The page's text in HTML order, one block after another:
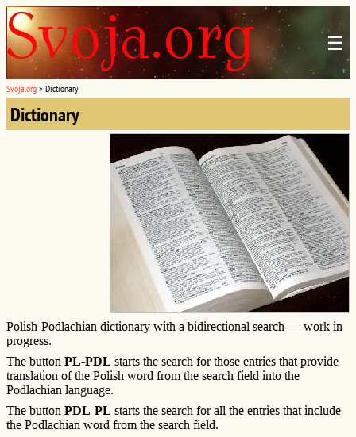
☰
Svoja.org » Dictionary
Dictionary
Polish-Podlachian dictionary with a bidirectional search — work in
progress.
The button PL-PDL starts the search for those entries that provide
translation of the Polish word from the search field into the
Podlachian language.
The button PDL-PL starts the search for all the entries that include
the Podlachian word from the search field.